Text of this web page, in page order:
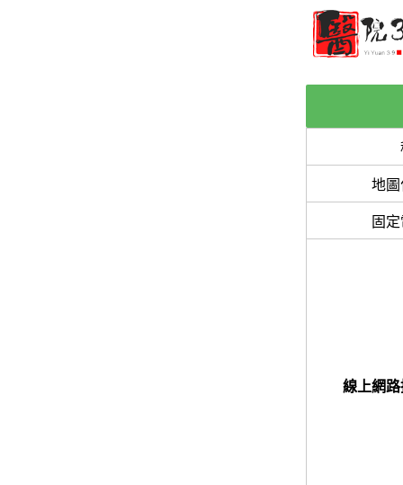
地
固
線上網